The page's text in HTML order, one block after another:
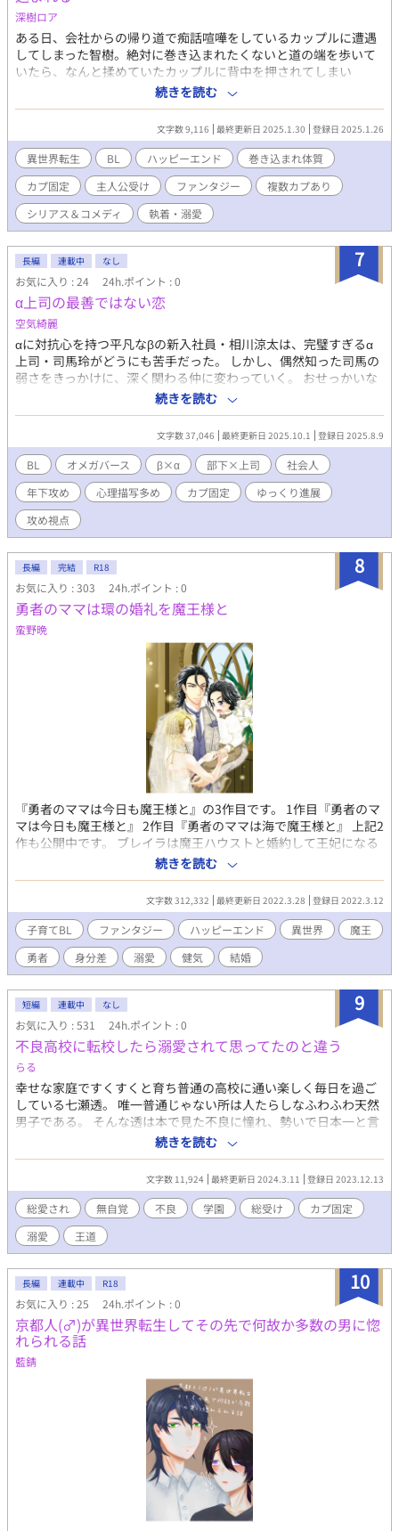
深樹ロア
ある日、会社からの帰り道で痴話喧嘩をしているカップルに遭遇
してしまった智樹。絶対に巻き込まれたくないと道の端を歩いて
いたら、なんと揉めていたカップルに背中を押されてしまい
──── 初投稿なので設定ユルユルかもしれませんが、それでも
良ければお付き合い下さい。 描き始め:2025/1/26
続きを読む
文字数 9,116 最終更新日 2025.1.30 登録日 2025.1.26
異世界転生 BL ハッピーエンド
巻き込まれ体質
カプ固定
主人公受け ファンタジー
複数カプあり
シリアス＆コメディ
執着・溺愛
7
長編 連載中 なし
お気に入り : 24 24h.ポイント : 0
α上司の最善ではない恋
空気綺麗
αに対抗心を持つ平凡なβの新入社員・相川涼太は、完璧すぎるα
上司・司馬玲がどうにも苦手だった。 しかし、偶然知った司馬の
弱さをきっかけに、深く関わる仲に変わっていく。 おせっかいな
凡人βと不器用なスパダリαが紡ぐ、最善ではない恋の行方。
β×α、カプ固定の社会人オメガバースBL。 α受けが好きで書き始
めました。 なかなかBLらしい描写まで辿り着きませんので、ご了
承ください。 毎週水・土曜日21時更新予定 ※本業が忙しく、落ち
着くまで更新頻度が下がります。
続きを読む
文字数 37,046 最終更新日 2025.10.1 登録日 2025.8.9
BL オメガバース β×α 部下×上司
社会人
年下攻め
心理描写多め カプ固定
ゆっくり進展
攻め視点
8
長編 完結 R18
お気に入り : 303 24h.ポイント : 0
勇者のママは環の婚礼を魔王様と
蛮野晩
『勇者のママは今日も魔王様と』の3作目です。 1作目『勇者のマ
マは今日も魔王様と』 2作目『勇者のママは海で魔王様と』 上記2
作も公開中です。 ブレイラは魔王ハウストと婚約して王妃になる
為の準備を進めていた。 儀礼作法や儀式作法などを学びながら、
王妃外交の一環としてハウストの視察に同行させてもらったりす
る。 しかし神格の存在である三界の王に嫁ぐということは簡単な
ことではない。普通の人間が魔王の妃になるのは有史時代初のこ
とで、魔界は前代未聞の事態をすんなり受け入れた訳ではないの
だ。 そして魔王と勇者も親子関係になることに困惑していた。 そ
んな中、人間界にある砂漠の都が一夜にして消えてしまった。 こ
の奇怪な現象に人間は恐れおののき、勇者イスラに真相解明を嘆
願する。モルカナ国の騒動(※『勇者のママは海で魔王様と』参
照)で人間界の人々の間に勇者誕生が正式に知れ渡っていたのだ。
消えた都の謎を追って人間界の砂漠へ行くと、そこに冥界の怪物
オークが出現していた。 存在してはならない世界・冥界の影がじ
わじわと人間界に忍び寄る……。 ※タイトルは環(かん)の婚礼と
読みます。 ※今後ブレイラがハウスト以外に性的に襲われること
が多々あります。しかし私はカプ固定派なので最後まで襲われて
しまうことはありません。 表紙イラスト@阿部十四さん
続きを読む
文字数 312,332 最終更新日 2022.3.28 登録日 2022.3.12
子育てBL ファンタジー ハッピーエンド 異世界
魔王
勇者
身分差 溺愛 健気 結婚
9
短編 連載中 なし
お気に入り : 531 24h.ポイント : 0
不良高校に転校したら溺愛されて思ってたのと違う
らる
幸せな家庭ですくすくと育ち普通の高校に通い楽しく毎日を過ご
している七瀬透。 唯一普通じゃない所は人たらしなふわふわ天然
男子である。 そんな透は本で見た不良に憧れ、勢いで日本一と言
われる不良学園に転校。 いったいどうなる！？ [強くて怖い生徒
会長]×[天然ふわふわボーイ]固定です。 ※更新頻度遅め。一日一
話を目標にしてます。 ※誤字脱字は見つけ次第時間のある時修正
します。それまではご了承ください。
続きを読む
文字数 11,924 最終更新日 2024.3.11 登録日 2023.12.13
総愛され 無自覚 不良 学園 総受け
カプ固定
溺愛
王道
10
長編 連載中 R18
お気に入り : 25 24h.ポイント : 0
京都人(♂︎)が異世界転生してその先で何故か多数の男に惚
れられる話
藍錆